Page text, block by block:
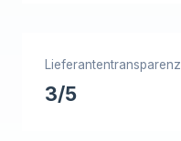
Lieferantentransparenz
3/5